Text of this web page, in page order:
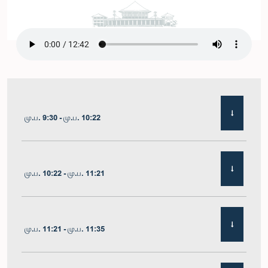
மு.ப. 9:30 - மு.ப. 10:22
மு.ப. 10:22 - மு.ப. 11:21
மு.ப. 11:21 - மு.ப. 11:35